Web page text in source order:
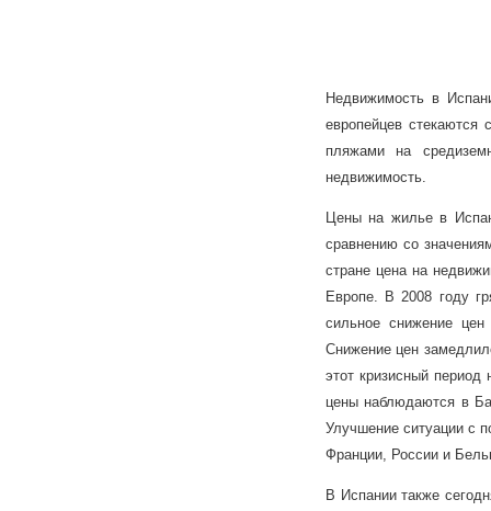
Недвижимость в
европейцев
пляжами на
недвижимость.
Цены на жилье в
сравнению со
стране цена на
Европе. В 2008 году
сильное снижение
Снижение цен
этот кризисный
цены наблюдаются в
Улучшение ситуации с
Франции, России и
В Испании также